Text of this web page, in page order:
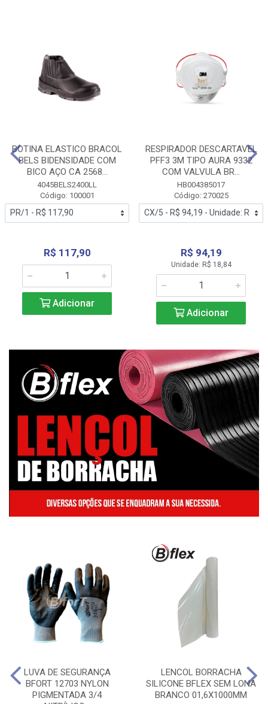
BOTINA ELASTICO BRACOL
BELS BIDENSIDADE COM
BICO AÇO CA 2568...
4045BELS2400LL
Código: 100001
R$ 117,90
Adicionar
RESPIRADOR DESCARTAVEL
PFF3 3M TIPO AURA 9332
COM VALVULA BR...
HB004385017
Código: 270025
R$ 94,19
Unidade: R$ 18,84
Adicionar
LUVA DE SEGURANÇA
BFORT 12703 NYLON
PIGMENTADA 3/4
LENCOL BORRACHA
SILICONE BFLEX SEM LONA
BRANCO 01,6X1000MM